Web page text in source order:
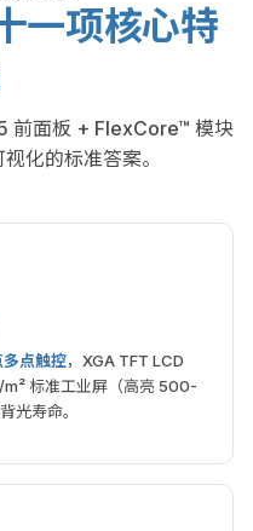
一项核心特
前面板 + FlexCore™ 模块
化的标准答案。
多点触控，XGA TFT LCD
标准工业屏（高亮 500-
光寿命。